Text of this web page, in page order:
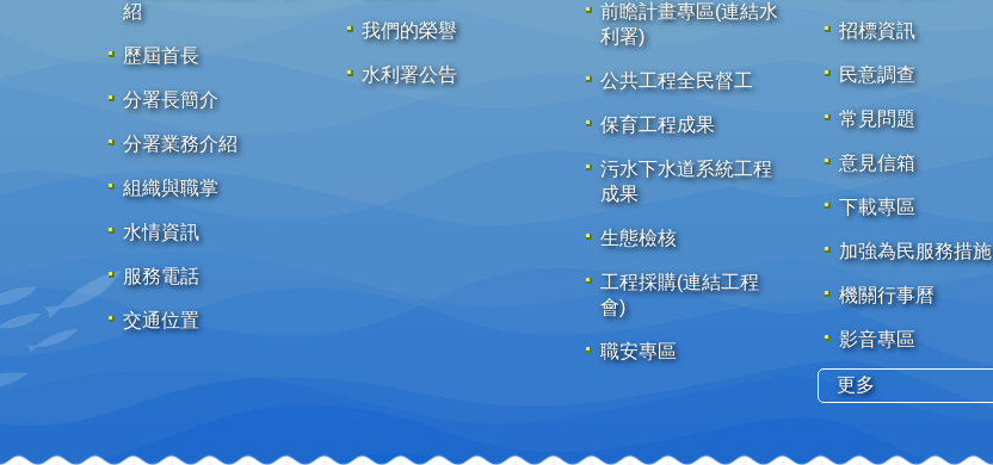
紹
歷屆首長
分署長簡介
分署業務介紹
組織與職掌
水情資訊
服務電話
交通位置
我們的榮譽
水利署公告
前瞻計畫專區(連結水
利署)
公共工程全民督工
保育工程成果
污水下水道系統工程
成果
生態檢核
工程採購(連結工程
會)
職安專區
招標資訊
民意調查
常見問題
意見信箱
下載專區
加強為民服務措施
機關行事曆
影音專區
更多